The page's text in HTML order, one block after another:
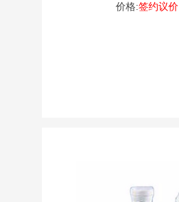
价格:签约议价